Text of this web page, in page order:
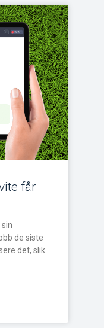
får
de siste
det, slik